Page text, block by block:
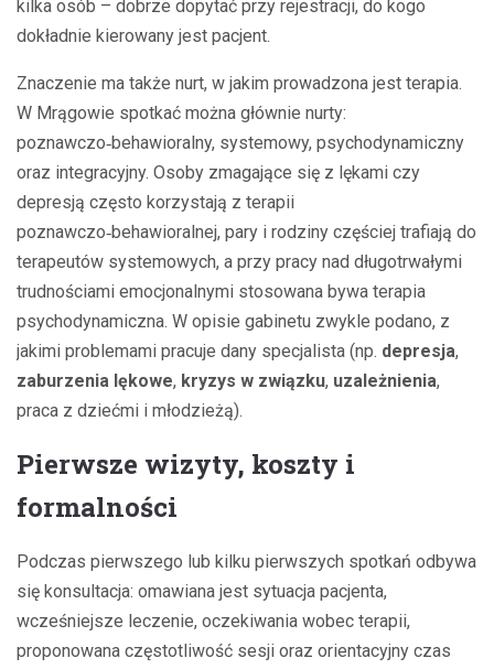
kilka osób – dobrze dopytać przy rejestracji, do kogo
dokładnie kierowany jest pacjent.
Znaczenie ma także nurt, w jakim prowadzona jest terapia.
W Mrągowie spotkać można głównie nurty:
poznawczo‑behawioralny, systemowy, psychodynamiczny
oraz integracyjny. Osoby zmagające się z lękami czy
depresją często korzystają z terapii
poznawczo‑behawioralnej, pary i rodziny częściej trafiają do
terapeutów systemowych, a przy pracy nad długotrwałymi
trudnościami emocjonalnymi stosowana bywa terapia
psychodynamiczna. W opisie gabinetu zwykle podano, z
jakimi problemami pracuje dany specjalista (np. depresja,
zaburzenia lękowe, kryzys w związku, uzależnienia,
praca z dziećmi i młodzieżą).
Pierwsze wizyty, koszty i
formalności
Podczas pierwszego lub kilku pierwszych spotkań odbywa
się konsultacja: omawiana jest sytuacja pacjenta,
wcześniejsze leczenie, oczekiwania wobec terapii,
proponowana częstotliwość sesji oraz orientacyjny czas